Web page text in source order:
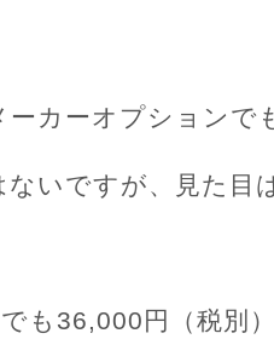
ーカーオプションで
いですが、見た目
も36,000円（税別